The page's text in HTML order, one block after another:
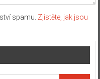
spamu. Zjistěte, jak jsou